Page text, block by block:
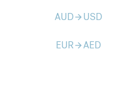
AUDarrow_forward USD
EURarrow_forwardAED